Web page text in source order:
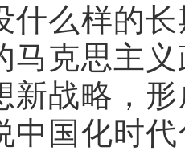
什么样的
马克思主
新战略，
中国化时